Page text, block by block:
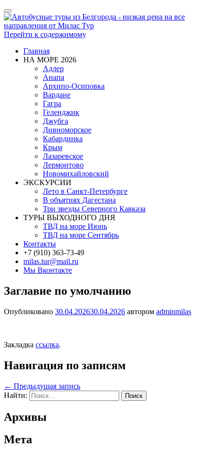
Показать/
Скрыть
навигацию
Перейти к содержимому
Главная
НА МОРЕ 2026
Адлер
Анапа
Архипо-Осиповка
Вардане
Гагра
Геленджик
Джубга
Дивноморское
Кабардинка
Крым
Лазаревское
Лермонтово
Новомихайловский
ЭКСКУРСИИ
Лето в Санкт-Петербурге
В объятиях Дагестана
Три звезды Северного Кавказа
ТУРЫ ВЫХОДНОГО ДНЯ
ТВД на море Июнь
ТВД на море Сентябрь
Контакты
+7 (910) 363-73-49
milas.tur@mail.ru
Мы Вконтакте
Заглавие по умолчанию
Опубликовано 30.04.202630.04.2026 автором adminmilas
Закладка ссылка.
Навигация по записям
← Предыдущая запись
Найти:
Архивы
Мета